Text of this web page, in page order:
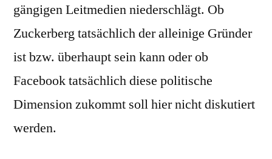
gängigen Leitmedien niederschlägt. Ob
Zuckerberg tatsächlich der alleinige Gründer
ist bzw. überhaupt sein kann oder ob
Facebook tatsächlich diese politische
Dimension zukommt soll hier nicht diskutiert
werden.